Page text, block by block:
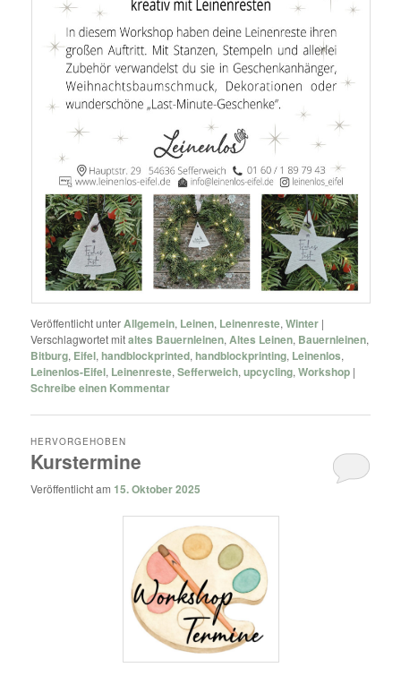
Veröffentlicht unterAllgemein, Leinen, Leinenreste,Winter |
Verschlagwortet mitaltes Bauernleinen, Altes Leinen, Bauernleinen,
Bitburg, Eifel, handblockprinted, handblockprinting, Leinenlos,
Leinenlos-Eifel, Leinenreste,Sefferweich,upcycling,Workshop |
Schreibe einen Kommentar
Kurstermine
HERVORGEHOBEN
Veröffentlicht am 15. Oktober 2025